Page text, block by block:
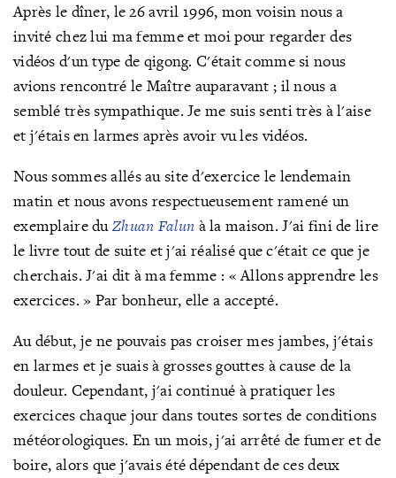
Après le dîner, le 26 avril 1996, mon voisin nous a
invité chez lui ma femme et moi pour regarder des
vidéos d'un type de qigong. C'était comme si nous
avions rencontré le Maître auparavant ; il nous a
semblé très sympathique. Je me suis senti très à l'aise
et j'étais en larmes après avoir vu les vidéos.
Nous sommes allés au site d'exercice le lendemain
matin et nous avons respectueusement ramené un
exemplaire duZhuan Falun à la maison. J'ai fini de lire
le livre tout de suite et j'ai réalisé que c'était ce que je
cherchais. J'ai dit à ma femme : « Allons apprendre les
exercices. » Par bonheur, elle a accepté.
Au début, je ne pouvais pas croisermes jambes, j'étais
en larmes et je suais à grosses gouttes à cause de la
douleur. Cependant, j'ai continué à pratiquer les
exercices chaque jour dans toutes sortes de conditions
météorologiques. En un mois, j'ai arrêté de fumer et de
boire,alors que j'avais été dépendant de ces deux